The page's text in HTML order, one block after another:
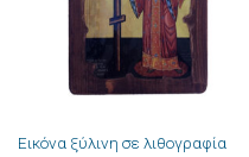
Εικόνα ξύλινη σε λιθογραφία